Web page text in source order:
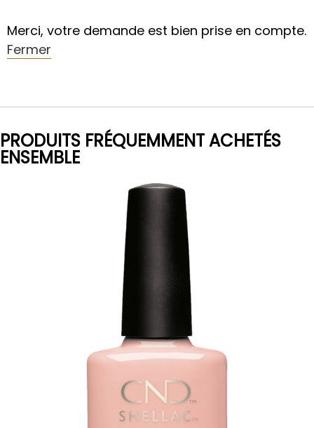
Merci, votre demande est bien prise en compte.
Fermer
PRODUITS FRÉQUEMMENT ACHETÉS
ENSEMBLE